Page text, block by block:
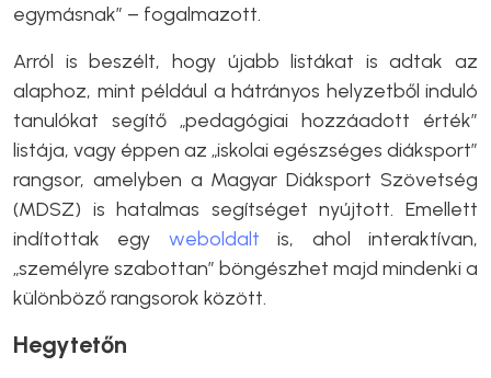
egymásnak” – fogalmazott.
Arról is beszélt, hogy újabb listákat is adtak az
alaphoz, mint például a hátrányos helyzetből induló
tanulókat segítő „pedagógiai hozzáadott érték”
listája, vagy éppen az „iskolai egészséges diáksport”
rangsor, amelyben a Magyar Diáksport Szövetség
(MDSZ) is hatalmas segítséget nyújtott. Emellett
indítottak egy weboldalt is, ahol interaktívan,
„személyre szabottan” böngészhet majd mindenki a
különböző rangsorok között.
Hegytetőn